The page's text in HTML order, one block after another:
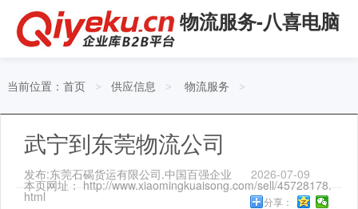
物流服务-八喜电脑
当前位置： 首页 > 供应信息 > 物流服务 >
武宁到东莞物流公司
发布:东莞石碣货运有限公司.中国百强企业 2026-07-09
本页网址： http://www.xiaomingkuaisong.com/sell/45728178.
html 分享：